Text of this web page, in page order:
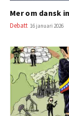
Mer om dansk
Debatt 16 januari 2026